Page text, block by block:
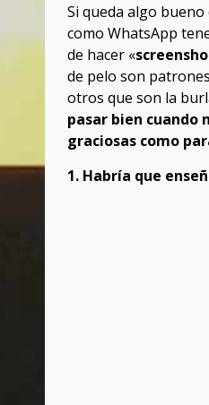
Si queda algo
como WhatsApp
de hacer «
de pelo son
otros que son la
pasar bien cuando
graciosas como
1. Habría que